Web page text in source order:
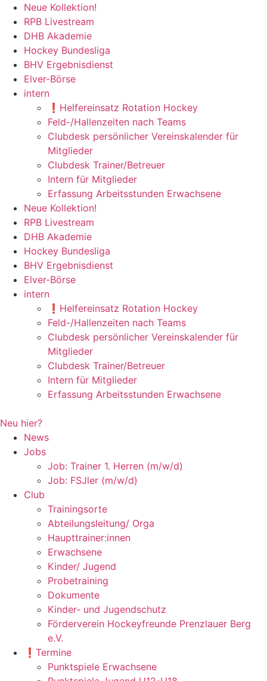
Zum
Inhalt
springen
Neue Kollektion!
RPB Livestream
DHB Akademie
Hockey Bundesliga
BHV Ergebnisdienst
Elver-Börse
intern
❗️Helfereinsatz Rotation Hockey
Feld-/Hallenzeiten nach Teams
Clubdesk persönlicher Vereinskalender für
Mitglieder
Clubdesk Trainer/Betreuer
Intern für Mitglieder
Erfassung Arbeitsstunden Erwachsene
Neue Kollektion!
RPB Livestream
DHB Akademie
Hockey Bundesliga
BHV Ergebnisdienst
Elver-Börse
intern
❗️Helfereinsatz Rotation Hockey
Feld-/Hallenzeiten nach Teams
Clubdesk persönlicher Vereinskalender für
Mitglieder
Clubdesk Trainer/Betreuer
Intern für Mitglieder
Erfassung Arbeitsstunden Erwachsene
Neu hier?
News
Jobs
Job: Trainer 1. Herren (m/w/d)
Job: FSJler (m/w/d)
Club
Trainingsorte
Abteilungsleitung/ Orga
Haupttrainer:innen
Erwachsene
Kinder/ Jugend
Probetraining
Dokumente
Kinder- und Jugendschutz
Förderverein Hockeyfreunde Prenzlauer Berg
e.V.
❗️Termine
Punktspiele Erwachsene